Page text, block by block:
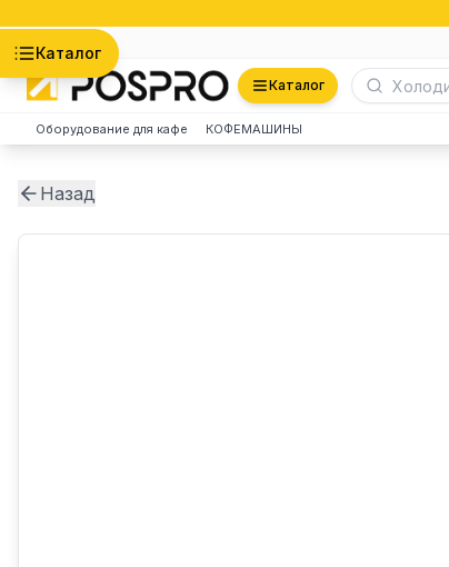
Каталог
Каталог
Оборудование для кафе КОФЕМАШИНЫ
Назад